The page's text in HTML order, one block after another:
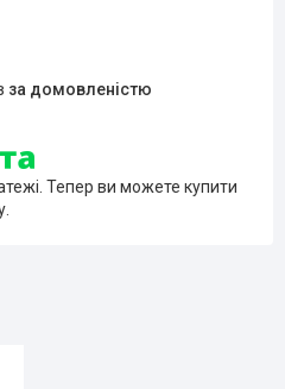
за домовленістю
Тепер ви можете купити